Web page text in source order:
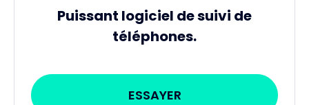
Puissant logiciel de suivi de
téléphones.
ESSAYER